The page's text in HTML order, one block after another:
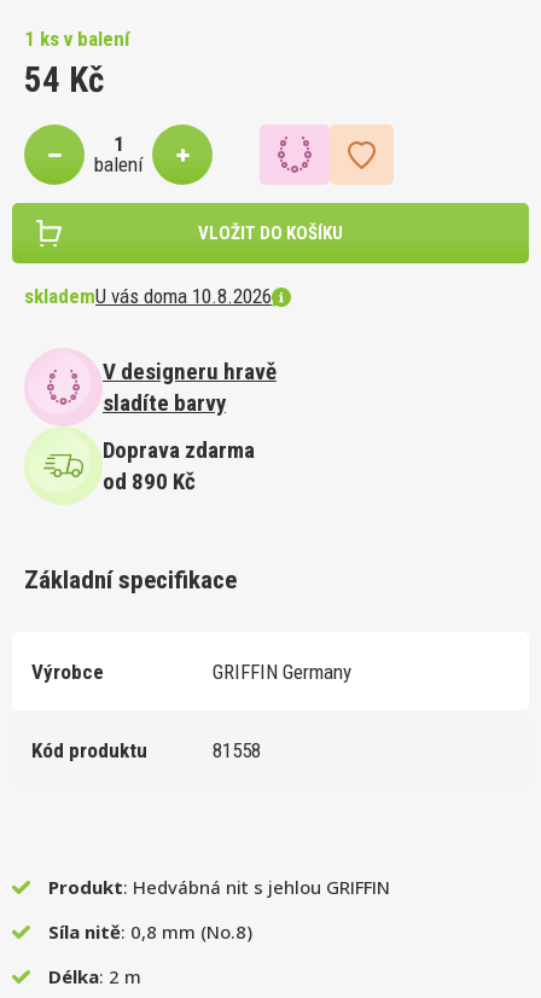
1 ks v balení
54 Kč
balení
VLOŽIT DO KOŠÍKU
sklademU vás doma 10.8.2026
V designeru hravě
sladíte barvy
Doprava zdarma
od 890 Kč
Produkt: Hedvábná nit s jehlou GRIFFIN
Síla nitě: 0,8 mm (No.8)
Délka: 2 m
Základní specifikace
Výrobce GRIFFIN Germany
Kód produktu 81558